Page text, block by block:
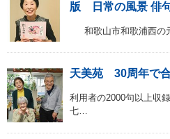
版 日常の風景 俳
和歌山市和歌浦西の
天美苑 30周年で
利用者の2000句以上収
七…